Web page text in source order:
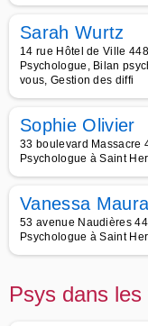
Sarah Wurtz
14 rue Hôtel de Ville
Psychologue, Bilan
vous, Gestion des diffi
Sophie Olivier
33 boulevard Massacre
Psychologue à Saint
Vanessa
53 avenue Naudières
Psychologue à Saint
Psys dans